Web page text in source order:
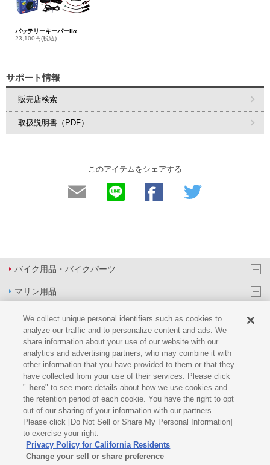
バッテリーキーパーIIα
23,100円(税込)
サポート情報
販売店検索
取扱説明書（PDF）
このアイテムをシェアする
バイク用品・バイクパーツ
マリン用品
PAS/YPJ用品
その他用品
イベント&エンターテイメント
オンラインショップ
企業情報
ご利用規約 推薦環境 プライバシーポリシー Cookie ポリシー
We collect unique personal identifiers such as cookies to
analyze our traffic and to personalize content and ads. We
share information about your use of our website with our
analytics and advertising partners, who may combine it with
other information that you have provided to them or that they
have collected from your use of their services. Please click
" here" to see more details about how we use cookies and
the retention period of each cookie. You have the right to opt
out of our sharing of your information with our partners.
Please click [Do Not Sell or Share My Personal Information]
to exercise your right.
Privacy Policy for California Residents
Change your sell or share preference